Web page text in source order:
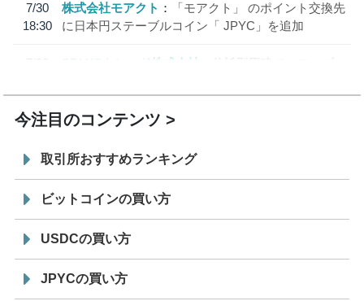
7/30
18:30
株式会社モアクト
「モアクト」 のポイント交換先
に日本円ステーブルコイン「 JPYC」を追加
7/29
SBI VCトレード株式会社
信託型円建てステーブル
今注目のコンテンツ
取引所おすすめランキング
ビットコインの買い方
USDCの買い方
JPYCの買い方